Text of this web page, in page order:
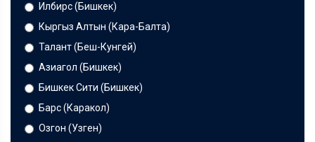
Илбирс (Бишкек)
Кыргыз Алтын (Кара-Балта)
Талант (Беш-Кунгей)
Азиагол (Бишкек)
Бишкек Сити (Бишкек)
Барс (Каракол)
Озгон (Узген)